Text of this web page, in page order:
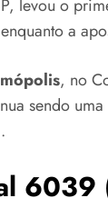
levou o
a
, no
sendo